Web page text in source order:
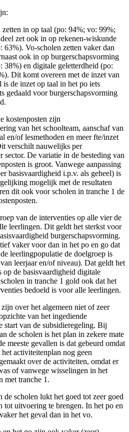
zetten in op taal (po: 94%; vo: 99%;
zet ook in op rekenen-wiskunde
63%). Vo-scholen zetten vaker dan
ook in op burgerschapsvorming
38%) en digitale geletterdheid (po:
Dit komt overeen met de inzet van
is de inzet op taal in het po iets
gedaald voor burgerschapsvorming
kostenposten zijn
van het schoolteam, aanschaf van
en/of lesmethoden en meer fte/inzet
verschilt nauwelijks per
sector. De variatie in de besteding van
is groot. Vanwege aanpassing
basisvaardigheid i.p.v. als geheel) is
mogelijk met de resultaten
dit ook voor scholen in tranche 1 de
van de interventies op alle vier de
leerlingen. Dit geldt het sterkst voor
burgerschapsvorming.
vaker voor dan in het po en go dat
leerlingpopulatie de doelgroep is
leerjaar en/of niveau). Dat geldt het
op de basisvaardigheid digitale
in tranche 1 gold ook dat het
bedoeld is voor alle leerlingen.
over het algemeen niet of zeer
van het ingediende
start van de subsidieregeling. Bij
de scholen is het plan in zekere mate
meeste gevallen is dat gebeurd omdat
activiteitenplan nog geen
over de activiteiten, omdat er
of vanwege wisselingen in het
met tranche 1.
de scholen lukt het goed tot zeer goed
tot uitvoering te brengen. In het po en
het geval dan in het vo.